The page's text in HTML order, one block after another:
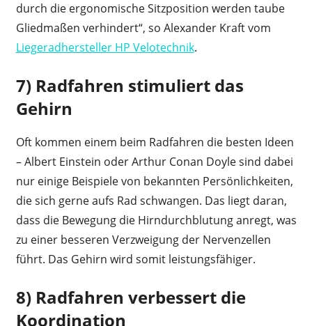
durch die ergonomische Sitzposition werden taube
Gliedmaßen verhindert“, so Alexander Kraft vom
Liegeradhersteller HP Velotechnik.
7) Radfahren stimuliert das
Gehirn
Oft kommen einem beim Radfahren die besten Ideen
– Albert Einstein oder Arthur Conan Doyle sind dabei
nur einige Beispiele von bekannten Persönlichkeiten,
die sich gerne aufs Rad schwangen. Das liegt daran,
dass die Bewegung die Hirndurchblutung anregt, was
zu einer besseren Verzweigung der Nervenzellen
führt. Das Gehirn wird somit leistungsfähiger.
8) Radfahren verbessert die
Koordination